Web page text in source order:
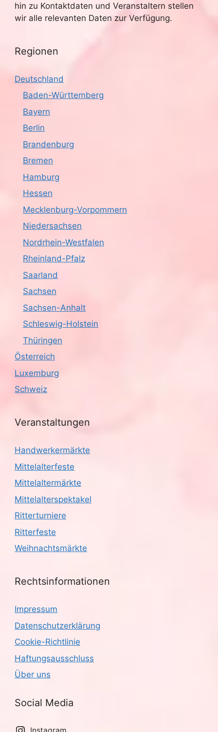
hin zu Kontaktdaten und Veranstaltern stellen
wir alle relevanten Daten zur Verfügung.
Regionen
Deutschland
Baden-Württemberg
Bayern
Berlin
Brandenburg
Bremen
Hamburg
Hessen
Mecklenburg-Vorpommern
Niedersachsen
Nordrhein-Westfalen
Rheinland-Pfalz
Saarland
Sachsen
Sachsen-Anhalt
Schleswig-Holstein
Thüringen
Österreich
Luxemburg
Schweiz
Veranstaltungen
Handwerkermärkte
Mittelalterfeste
Mittelaltermärkte
Mittelalterspektakel
Ritterturniere
Ritterfeste
Weihnachtsmärkte
Rechtsinformationen
Impressum
Datenschutzerklärung
Cookie-Richtlinie
Haftungsausschluss
Über uns
Social Media